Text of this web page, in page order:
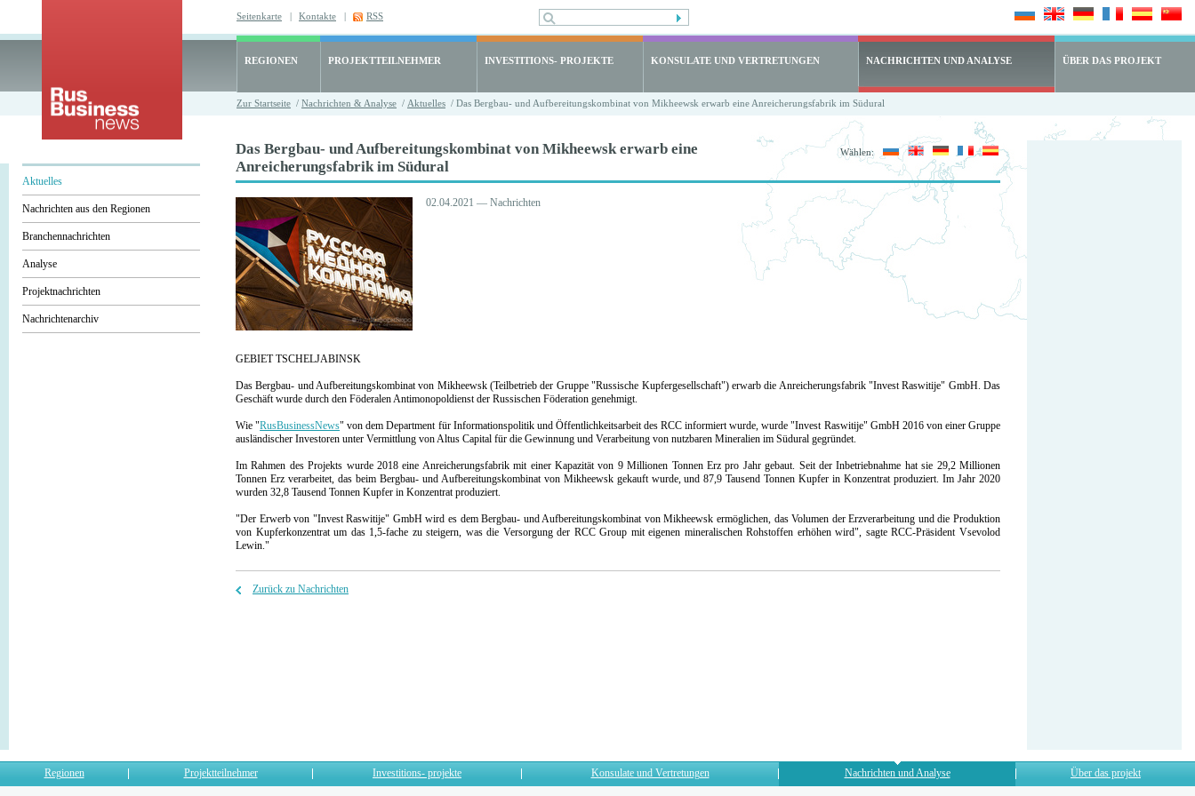
Seitenkarte | Kontakte | RSS
REGIONEN PROJEKTTEILNEHMER INVESTITIONS- PROJEKTE KONSULATE UND VERTRETUNGEN NACHRICHTEN UND ANALYSE ÜBER DAS PROJEKT
Zur Startseite / Nachrichten & Analyse / Aktuelles / Das Bergbau- und Aufbereitungskombinat von Mikheewsk erwarb eine Anreicherungsfabrik im Südural
Wählen:
Aktuelles
Nachrichten aus den Regionen
Branchennachrichten
Analyse
Projektnachrichten
Nachrichtenarchiv
Das Bergbau- und Aufbereitungskombinat von Mikheewsk erwarb eine
Anreicherungsfabrik im Südural
02.04.2021 — Nachrichten
GEBIET TSCHELJABINSK
Das Bergbau- und Aufbereitungskombinat von Mikheewsk (Teilbetrieb der Gruppe "Russische Kupfergesellschaft") erwarb die Anreicherungsfabrik "Invest Raswitije" GmbH. Das
Geschäft wurde durch den Föderalen Antimonopoldienst der Russischen Föderation genehmigt.
Wie "RusBusinessNews" von dem Department für Informationspolitik und Öffentlichkeitsarbeit des RCC informiert wurde, wurde "Invest Raswitije" GmbH 2016 von einer Gruppe
ausländischer Investoren unter Vermittlung von Altus Capital für die Gewinnung und Verarbeitung von nutzbaren Mineralien im Südural gegründet.
Im Rahmen des Projekts wurde 2018 eine Anreicherungsfabrik mit einer Kapazität von 9 Millionen Tonnen Erz pro Jahr gebaut. Seit der Inbetriebnahme hat sie 29,2 Millionen
Tonnen Erz verarbeitet, das beim Bergbau- und Aufbereitungskombinat von Mikheewsk gekauft wurde, und 87,9 Tausend Tonnen Kupfer in Konzentrat produziert. Im Jahr 2020
wurden 32,8 Tausend Tonnen Kupfer in Konzentrat produziert.
"Der Erwerb von "Invest Raswitije" GmbH wird es dem Bergbau- und Aufbereitungskombinat von Mikheewsk ermöglichen, das Volumen der Erzverarbeitung und die Produktion
von Kupferkonzentrat um das 1,5-fache zu steigern, was die Versorgung der RCC Group mit eigenen mineralischen Rohstoffen erhöhen wird", sagte RCC-Präsident Vsevolod
Lewin."
Zurück zu Nachrichten
Regionen Projektteilnehmer Investitions- projekte Konsulate und Vertretungen Nachrichten und Analyse Über das projekt